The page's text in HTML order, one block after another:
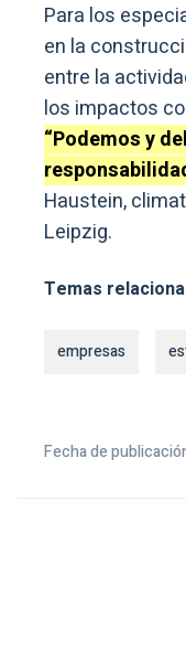
Para los
en la
entre la
los impactos
“Podemos y
Haustein,
Leipzig.
Temas
empresas
Fecha de